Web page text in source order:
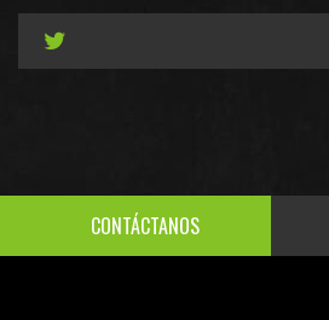
CONTÁCTANOS